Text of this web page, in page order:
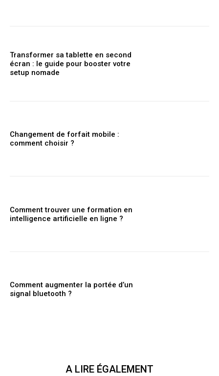
Transformer sa tablette en second
écran : le guide pour booster votre
setup nomade
Changement de forfait mobile :
comment choisir ?
Comment trouver une formation en
intelligence artificielle en ligne ?
Comment augmenter la portée d’un
signal bluetooth ?
A LIRE ÉGALEMENT